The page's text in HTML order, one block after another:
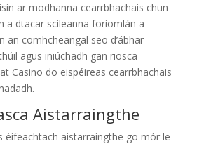
ar modhanna cearrbhachais chun
a dtacar scileanna foriomlán a
an comhcheangal seo d’ábhar
agus iniúchadh gan riosca
Casino do eispéireas cearrbhachais
Aistarraingthe
éifeachtach aistarraingthe go mór le